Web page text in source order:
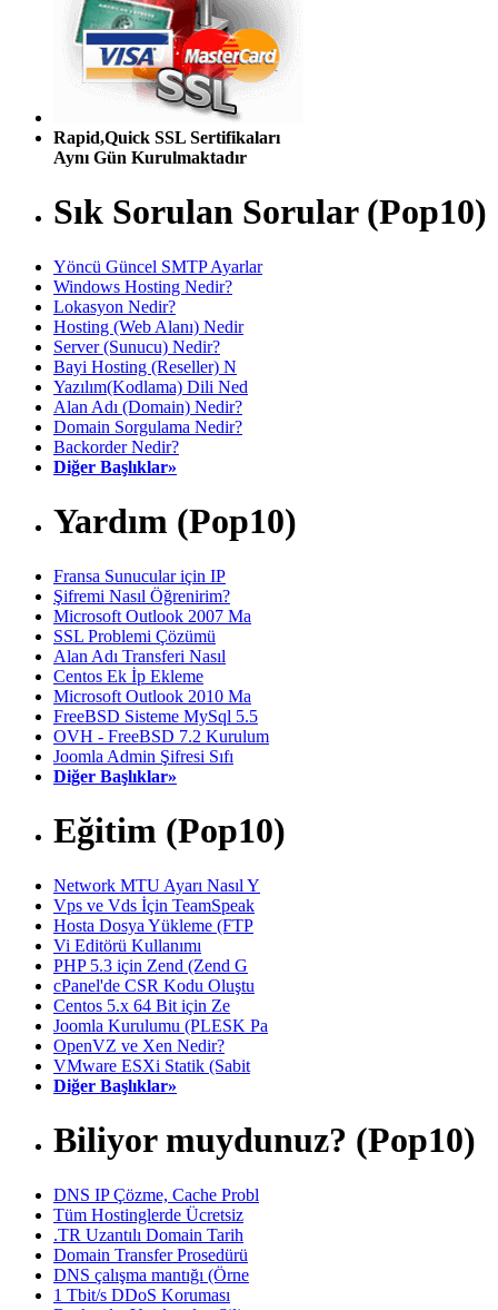
Rapid,Quick SSL Sertifikaları
Aynı Gün Kurulmaktadır
Sık Sorulan Sorular (Pop10)
Yöncü Güncel SMTP Ayarlar
Windows Hosting Nedir?
Lokasyon Nedir?
Hosting (Web Alanı) Nedir
Server (Sunucu) Nedir?
Bayi Hosting (Reseller) N
Yazılım(Kodlama) Dili Ned
Alan Adı (Domain) Nedir?
Domain Sorgulama Nedir?
Backorder Nedir?
Diğer Başlıklar»
Yardım (Pop10)
Fransa Sunucular için IP
Şifremi Nasıl Öğrenirim?
Microsoft Outlook 2007 Ma
SSL Problemi Çözümü
Alan Adı Transferi Nasıl
Centos Ek İp Ekleme
Microsoft Outlook 2010 Ma
FreeBSD Sisteme MySql 5.5
OVH - FreeBSD 7.2 Kurulum
Joomla Admin Şifresi Sıfı
Diğer Başlıklar»
Eğitim (Pop10)
Network MTU Ayarı Nasıl Y
Vps ve Vds İçin TeamSpeak
Hosta Dosya Yükleme (FTP
Vi Editörü Kullanımı
PHP 5.3 için Zend (Zend G
cPanel'de CSR Kodu Oluştu
Centos 5.x 64 Bit için Ze
Joomla Kurulumu (PLESK Pa
OpenVZ ve Xen Nedir?
VMware ESXi Statik (Sabit
Diğer Başlıklar»
Biliyor muydunuz? (Pop10)
DNS IP Çözme, Cache Probl
Tüm Hostinglerde Ücretsiz
.TR Uzantılı Domain Tarih
Domain Transfer Prosedürü
DNS çalışma mantığı (Örne
1 Tbit/s DDoS Koruması